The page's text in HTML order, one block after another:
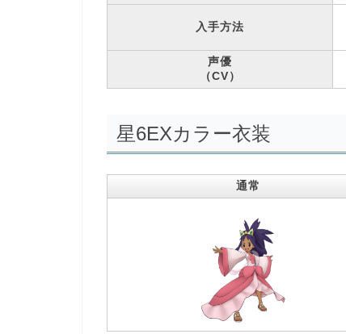
入手方法
声優
（CV）
星6EXカラー衣装
通常